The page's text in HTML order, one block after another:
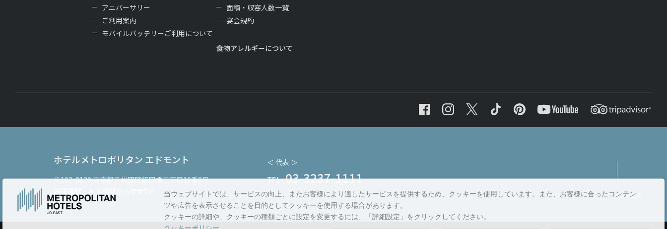
アニバーサリー
ご利用案内
モバイルバッテリーご利用について
面積・収容人数一覧
宴会規約
食物アレルギーについて
ホテルメトロポリタン エドモント
〒102-8130東京都千代田区飯田橋三丁目10番8号
＜ 代表 ＞
TEL :03-3237-1111
ページトップへ戻る
当ウェブサイトでは、サービスの向上、またお客様により適したサービスを提供するため、クッキーを使用しています。また、お客様に合ったコンテン
ツや広告を表示させることを目的としてクッキーを使用する場合があります。
クッキーの詳細や、クッキーの種類ごとに設定を変更するには、「詳細設定」をクリックしてください。